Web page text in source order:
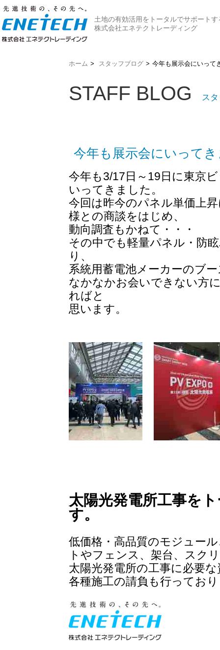
土地の有効活用をトータルでサポートす
株式会社エネテクトレーディング
ホーム > スタッフブログ > 今年も展示会にいって
STAFF BLOG ス
今年も展示会にいって
今年も3/17日～19日に東京
いってきました。
今回は昨今のパネル単価上
様との商談をはじめ、
動向調査もかねて・・・
その中でも軽量パネル・防
り、
系統用蓄電池メーカーのブ
なかなかお会いできない方
ればと
思います。
太陽光発電所工事を
す。
低価格・高品質のモジュー
トやフェンス、架台、スク
太陽光発電所の工事に必要
各種施工の請負も行ってお